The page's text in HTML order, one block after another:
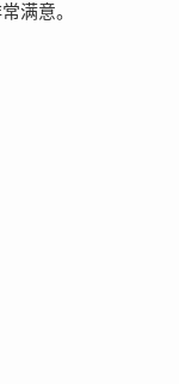
满意。